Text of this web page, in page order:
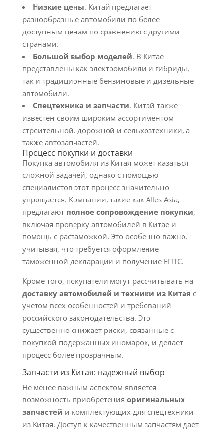
Низкие цены. Китай предлагает
разнообразные автомобили по более
доступным ценам по сравнению с другими
странами.
Большой выбор моделей. В Китае
представлены как электромобили и гибриды,
так и традиционные бензиновые и дизельные
автомобили.
Спецтехника и запчасти. Китай также
известен своим широким ассортиментом
строительной, дорожной и сельхозтехники, а
также автозапчастей.
Процесс покупки и доставки
Покупка автомобиля из Китая может казаться
сложной задачей, однако с помощью
специалистов этот процесс значительно
упрощается. Компании, такие как Alles Asia,
предлагают полное сопровождение покупки,
включая проверку автомобилей в Китае и
помощь с растаможкой. Это особенно важно,
учитывая, что требуется оформление
таможенной декларации и получение ЕПТС.
Кроме того, покупатели могут рассчитывать на
доставку автомобилей и техники из Китая с
учетом всех особенностей и требований
российского законодательства. Это
существенно снижает риски, связанные с
покупкой подержанных иномарок, и делает
процесс более прозрачным.
Запчасти из Китая: надежный выбор
Не менее важным аспектом является
возможность приобретения оригинальных
запчастей и комплектующих для спецтехники
из Китая. Доступ к качественным запчастям дает